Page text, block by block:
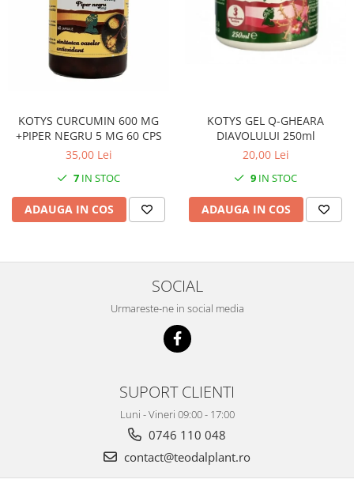
KOTYS CURCUMIN 600 MG
+PIPER NEGRU 5 MG 60 CPS
35,00 Lei
7 IN STOC
ADAUGA IN COS
KOTYS GEL Q-GHEARA
DIAVOLULUI 250ml
20,00 Lei
9 IN STOC
ADAUGA IN COS
SOCIAL
Urmareste-ne in social media
SUPORT CLIENTI
Luni - Vineri 09:00 - 17:00
0746 110 048
contact@teodalplant.ro